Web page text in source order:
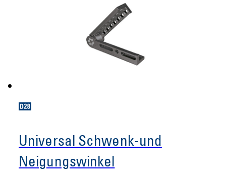
Universal Schwenk-und
Neigungswinkel